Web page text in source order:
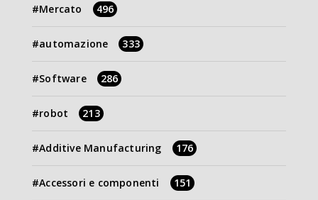
Mercato 496
automazione 333
Software 286
robot 213
Additive Manufacturing 176
Accessori e componenti 151